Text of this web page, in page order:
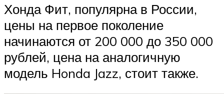
Хонда Фит, популярна в России,
цены на первое поколение
начинаются от 200 000 до 350 000
рублей, цена на аналогичную
модель Honda Jazz, стоит также.